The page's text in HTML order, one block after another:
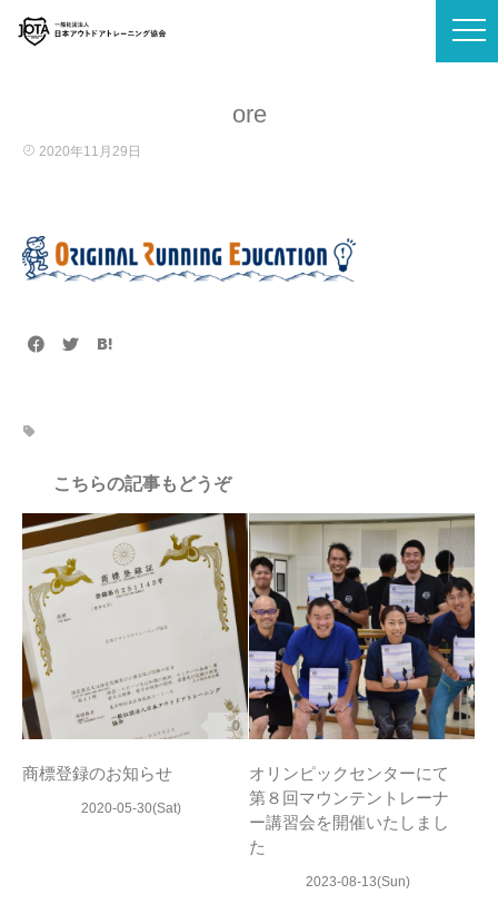
ore
2020年11月29日
こちらの記事もどうぞ
0
商標登録のお知らせ
2020-05-30(Sat)
オリンピックセンターにて
第８回マウンテントレーナ
ー講習会を開催いたしまし
た
2023-08-13(Sun)